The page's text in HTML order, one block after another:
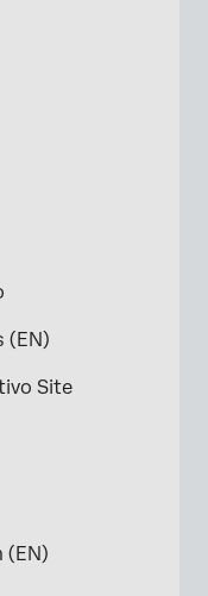
(EN)
Site
(EN)